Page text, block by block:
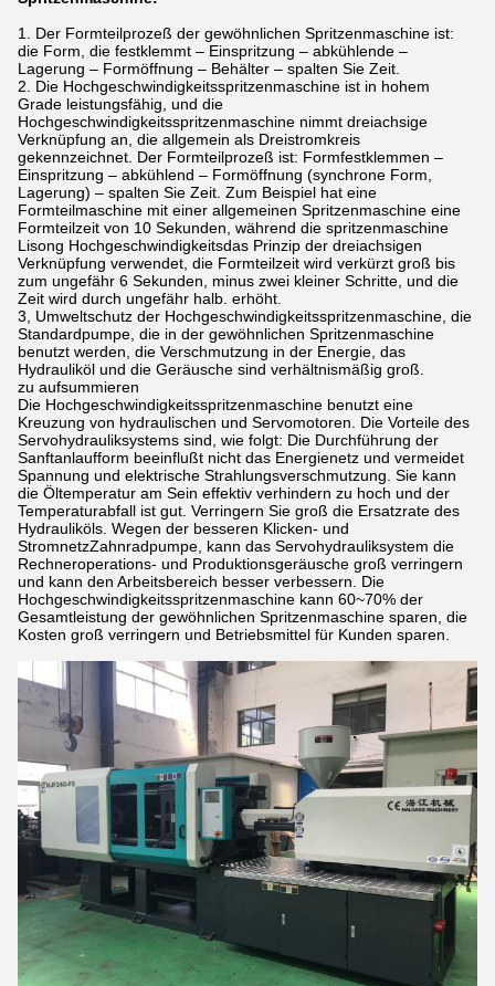
1. Der Formteilprozeß der gewöhnlichen Spritzenmaschine ist:
die Form, die festklemmt – Einspritzung – abkühlende –
Lagerung – Formöffnung – Behälter – spalten Sie Zeit.
2. Die Hochgeschwindigkeitsspritzenmaschine ist in hohem
Grade leistungsfähig, und die
Hochgeschwindigkeitsspritzenmaschine nimmt dreiachsige
Verknüpfung an, die allgemein als Dreistromkreis
gekennzeichnet. Der Formteilprozeß ist: Formfestklemmen –
Einspritzung – abkühlend – Formöffnung (synchrone Form,
Lagerung) – spalten Sie Zeit. Zum Beispiel hat eine
Formteilmaschine mit einer allgemeinen Spritzenmaschine eine
Formteilzeit von 10 Sekunden, während die spritzenmaschine
Lisong Hochgeschwindigkeitsdas Prinzip der dreiachsigen
Verknüpfung verwendet, die Formteilzeit wird verkürzt groß bis
zum ungefähr 6 Sekunden, minus zwei kleiner Schritte, und die
Zeit wird durch ungefähr halb. erhöht.
3, Umweltschutz der Hochgeschwindigkeitsspritzenmaschine, die
Standardpumpe, die in der gewöhnlichen Spritzenmaschine
benutzt werden, die Verschmutzung in der Energie, das
Hydrauliköl und die Geräusche sind verhältnismäßig groß.
zu aufsummieren
Die Hochgeschwindigkeitsspritzenmaschine benutzt eine
Kreuzung von hydraulischen und Servomotoren. Die Vorteile des
Servohydrauliksystems sind, wie folgt: Die Durchführung der
Sanftanlaufform beeinflußt nicht das Energienetz und vermeidet
Spannung und elektrische Strahlungsverschmutzung. Sie kann
die Öltemperatur am Sein effektiv verhindern zu hoch und der
Temperaturabfall ist gut. Verringern Sie groß die Ersatzrate des
Hydrauliköls. Wegen der besseren Klicken- und
StromnetzZahnradpumpe, kann das Servohydrauliksystem die
Rechneroperations- und Produktionsgeräusche groß verringern
und kann den Arbeitsbereich besser verbessern. Die
Hochgeschwindigkeitsspritzenmaschine kann 60~70% der
Gesamtleistung der gewöhnlichen Spritzenmaschine sparen, die
Kosten groß verringern und Betriebsmittel für Kunden sparen.